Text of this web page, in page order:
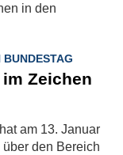
in den
Zeichen
am 13. Januar
den Bereich